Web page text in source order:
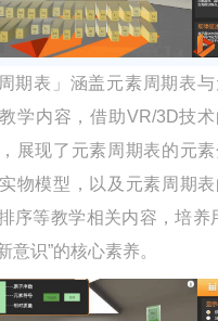
周期表」涵盖元素周期表与
学内容，借助VR/3D技术
展现了元素周期表的元素
物模型，以及元素周期表
序等教学相关内容，培养
意识”的核心素养。